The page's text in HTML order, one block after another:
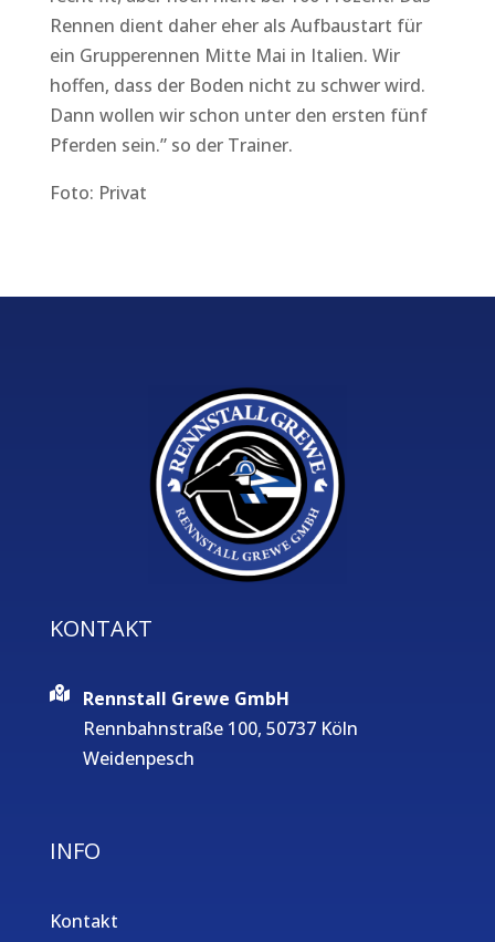
Rennen dient daher eher als Aufbaustart für
ein Grupperennen Mitte Mai in Italien. Wir
hoffen, dass der Boden nicht zu schwer wird.
Dann wollen wir schon unter den ersten fünf
Pferden sein.” so der Trainer.
Foto: Privat
KONTAKT
Rennstall Grewe GmbH
Rennbahnstraße 100, 50737 Köln
Weidenpesch
INFO
Kontakt